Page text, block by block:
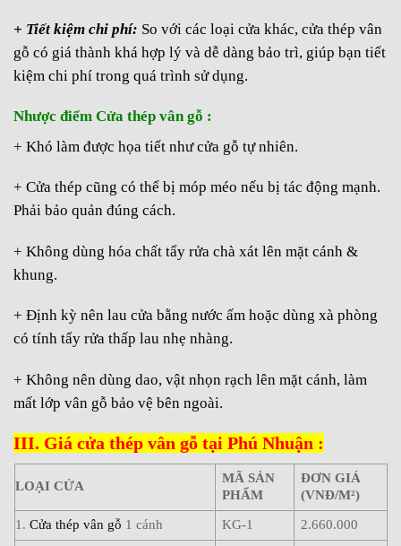
+ Tiết kiệm chi phí: So với các loại cửa khác, cửa thép vân
gỗ có giá thành khá hợp lý và dễ dàng bảo trì, giúp bạn tiết
kiệm chi phí trong quá trình sử dụng.
Nhược điểm Cửa thép vân gỗ :
+ Khó làm được họa tiết như cửa gỗ tự nhiên.
+ Cửa thép cũng có thể bị móp méo nếu bị tác động mạnh.
Phải bảo quản đúng cách.
+ Không dùng hóa chất tẩy rửa chà xát lên mặt cánh &
khung.
+ Định kỳ nên lau cửa bằng nước ấm hoặc dùng xà phòng
có tính tẩy rửa thấp lau nhẹ nhàng.
+ Không nên dùng dao, vật nhọn rạch lên mặt cánh, làm
mất lớp vân gỗ bảo vệ bên ngoài.
III. Giá cửa thép vân gỗ tại Phú Nhuận :
LOẠI CỬA
MÃ SẢN
PHẨM
ĐƠN GIÁ
(VNĐ/M²)
1. Cửa thép vân gỗ 1 cánh KG-1 2.660.000